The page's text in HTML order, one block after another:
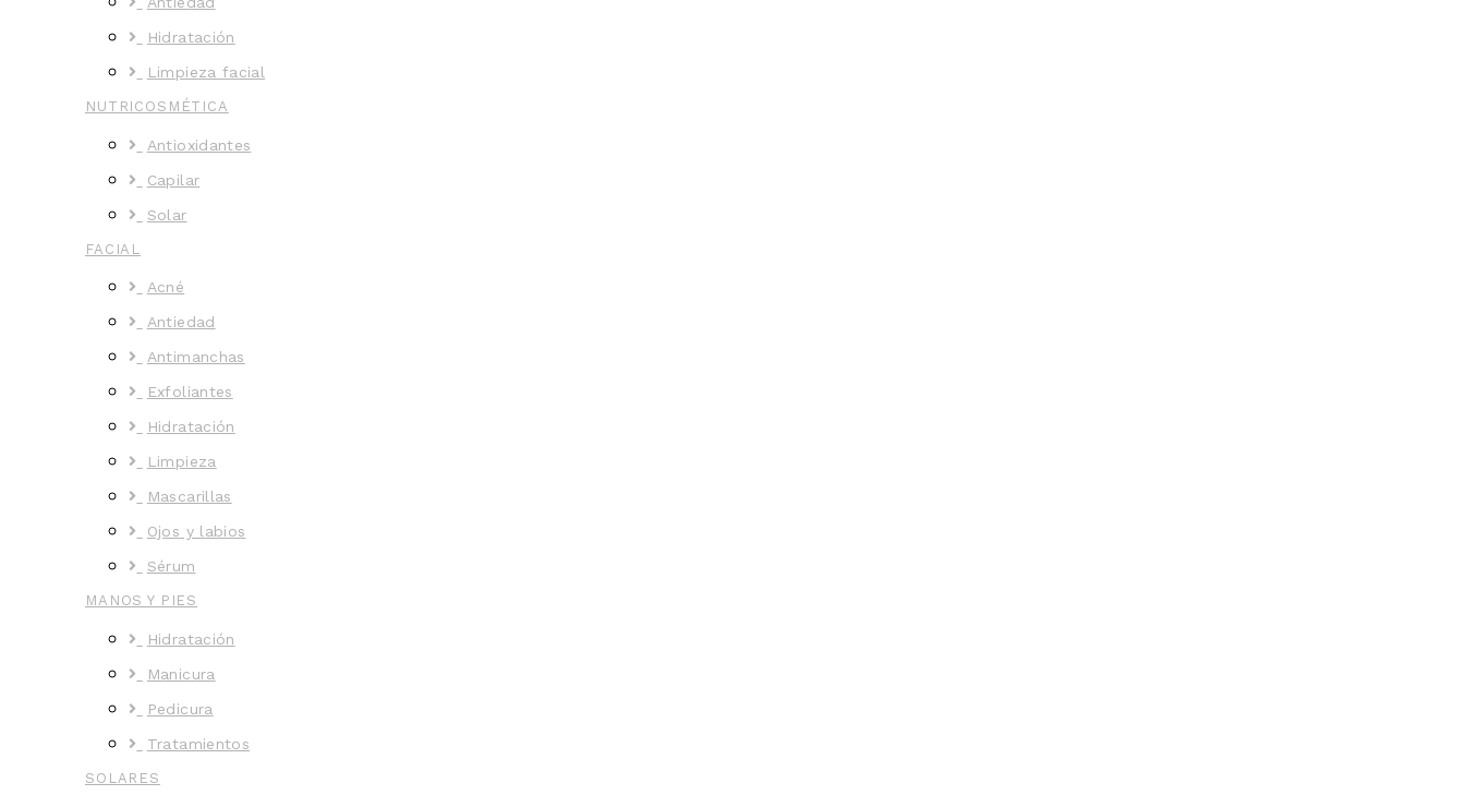
Hidratación
Limpieza facial
NUTRICOSMÉTICA
Antioxidantes
Capilar
Solar
FACIAL
Acné
Antiedad
Antimanchas
Exfoliantes
Hidratación
Limpieza
Mascarillas
Ojos y labios
Sérum
MANOS Y PIES
Hidratación
Manicura
Pedicura
Tratamientos
SOLARES